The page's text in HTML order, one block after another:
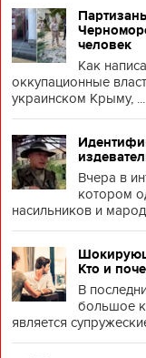
человек
Как
оккупационные
украинском Крыму, ...
Вчера в
котором
насильников и
Кто и
В
большое
является